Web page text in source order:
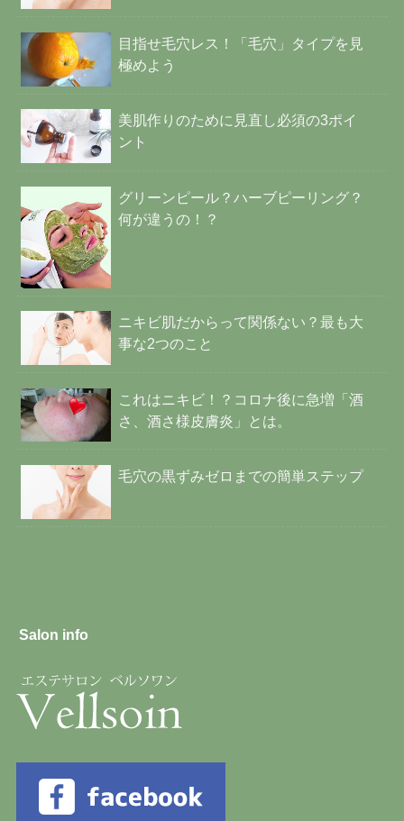
目指せ毛穴レス！「毛穴」タイプを見
極めよう
美肌作りのために見直し必須の3ポイ
ント
グリーンピール？ハーブピーリング？
何が違うの！？
ニキビ肌だからって関係ない？最も大
事な2つのこと
これはニキビ！？コロナ後に急増「酒
さ、酒さ様皮膚炎」とは。
毛穴の黒ずみゼロまでの簡単ステップ
Salon info